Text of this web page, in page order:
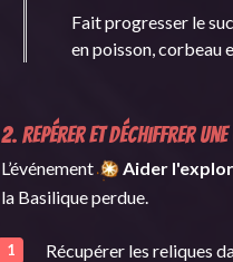
Fait progresser le
en poisson, corbeau
2. Repérer et déchiffrer
L’événement Aider
la Basilique perdue.
Récupérer les reliques